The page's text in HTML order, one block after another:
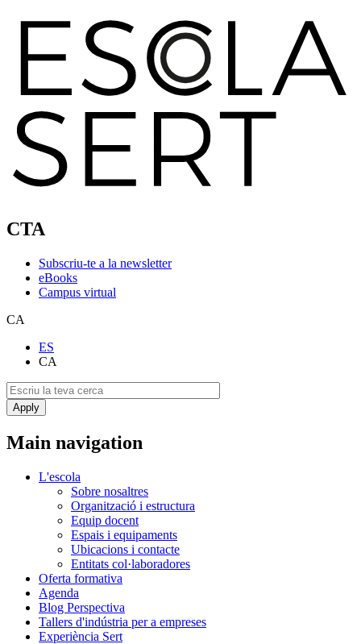
CTA
Subscriu-te a la newsletter
eBooks
Campus virtual
CA
ES
CA
Main navigation
L'escola
Sobre nosaltres
Organització i estructura
Equip docent
Espais i equipaments
Ubicacions i contacte
Entitats col·laboradores
Oferta formativa
Agenda
Blog Perspectiva
Tallers d'indústria per a empreses
Experiència Sert